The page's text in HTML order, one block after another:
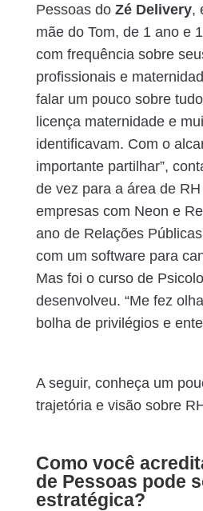
Pessoas do Zé Delivery,
mãe do Tom, de 1 ano e
com frequência sobre
profissionais e
falar um pouco sobre
licença maternidade e
identificavam. Com o
importante partilhar”,
de vez para a área de
empresas com Neon e
ano de Relações
com um software para
Mas foi o curso de
desenvolveu. “Me fez
bolha de privilégios e
A seguir, conheça um
trajetória e visão sobre
Como você
de Pessoas pode
estratégica?